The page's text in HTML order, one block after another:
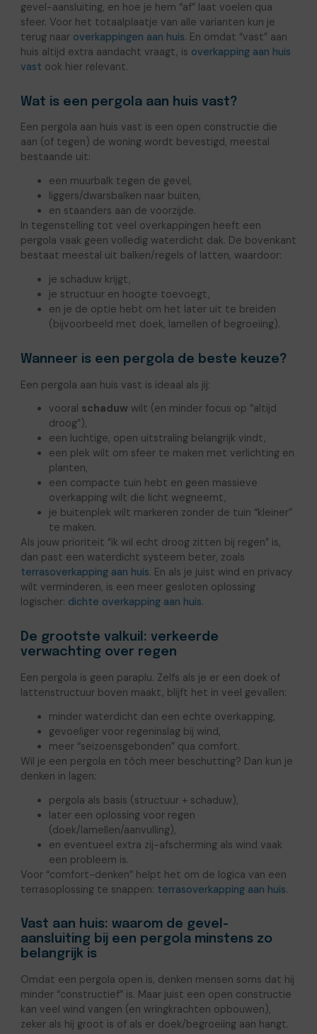
gevel-aansluiting, en hoe je hem “af” laat voelen qua
sfeer. Voor het totaalplaatje van alle varianten kun je
terug naar overkappingen aan huis. En omdat “vast” aan
huis altijd extra aandacht vraagt, is overkapping aan huis
vast ook hier relevant.
Wat is een pergola aan huis vast?
Een pergola aan huis vast is een open constructie die
aan (of tegen) de woning wordt bevestigd, meestal
bestaande uit:
een muurbalk tegen de gevel,
liggers/dwarsbalken naar buiten,
en staanders aan de voorzijde.
In tegenstelling tot veel overkappingen heeft een
pergola vaak geen volledig waterdicht dak. De bovenkant
bestaat meestal uit balken/regels of latten, waardoor:
je schaduw krijgt,
je structuur en hoogte toevoegt,
en je de optie hebt om het later uit te breiden
(bijvoorbeeld met doek, lamellen of begroeiing).
Wanneer is een pergola de beste keuze?
Een pergola aan huis vast is ideaal als jij:
vooral schaduw wilt (en minder focus op “altijd
droog”),
een luchtige, open uitstraling belangrijk vindt,
een plek wilt om sfeer te maken met verlichting en
planten,
een compacte tuin hebt en geen massieve
overkapping wilt die licht wegneemt,
je buitenplek wilt markeren zonder de tuin “kleiner”
te maken.
Als jouw prioriteit “ik wil echt droog zitten bij regen” is,
dan past een waterdicht systeem beter, zoals
terrasoverkapping aan huis. En als je juist wind en privacy
wilt verminderen, is een meer gesloten oplossing
logischer: dichte overkapping aan huis.
De grootste valkuil: verkeerde
verwachting over regen
Een pergola is geen paraplu. Zelfs als je er een doek of
lattenstructuur boven maakt, blijft het in veel gevallen:
minder waterdicht dan een echte overkapping,
gevoeliger voor regeninslag bij wind,
meer “seizoensgebonden” qua comfort.
Wil je een pergola en tóch meer beschutting? Dan kun je
denken in lagen:
pergola als basis (structuur + schaduw),
later een oplossing voor regen
(doek/lamellen/aanvulling),
en eventueel extra zij-afscherming als wind vaak
een probleem is.
Voor “comfort-denken” helpt het om de logica van een
terrasoplossing te snappen: terrasoverkapping aan huis.
Vast aan huis: waarom de gevel-
aansluiting bij een pergola minstens zo
belangrijk is
Omdat een pergola open is, denken mensen soms dat hij
minder “constructief” is. Maar juist een open constructie
kan veel wind vangen (en wringkrachten opbouwen),
zeker als hij groot is of als er doek/begroeiing aan hangt.